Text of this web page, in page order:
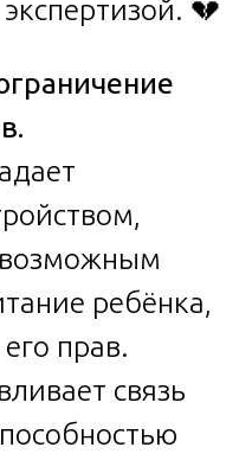
💔
ребёнка,
прав.
связь